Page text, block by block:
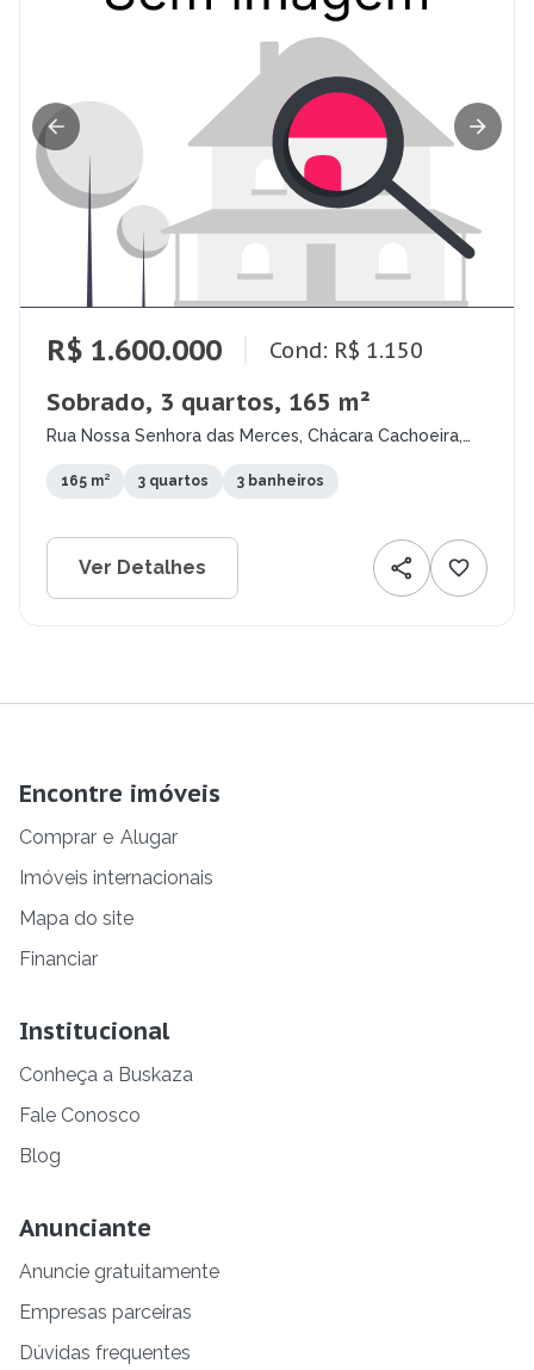
R$ 1.600.000 Cond: R$ 1.150
Sobrado, 3 quartos, 165 m²
Rua Nossa Senhora das Merces, Chácara Cachoeira,
165 m² 3 quartos 3 banheiros
Ver Detalhes
Encontre imóveis
Comprar e Alugar
Imóveis internacionais
Mapa do site
Financiar
Institucional
Conheça a Buskaza
Fale Conosco
Blog
Anunciante
Anuncie gratuitamente
Empresas parceiras
Dúvidas frequentes